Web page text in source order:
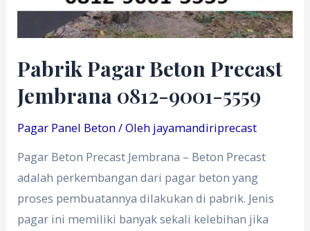
Pabrik Pagar Beton Precast
Jembrana 0812-9001-5559
Pagar Panel Beton/ Oleh jayamandiriprecast
Pagar Beton Precast Jembrana – Beton Precast
adalah perkembangan dari pagar beton yang
proses pembuatannya dilakukan di pabrik. Jenis
pagar ini memiliki banyak sekali kelebihan jika